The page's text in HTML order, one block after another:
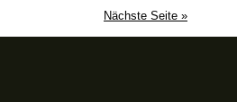
Nächste Seite »